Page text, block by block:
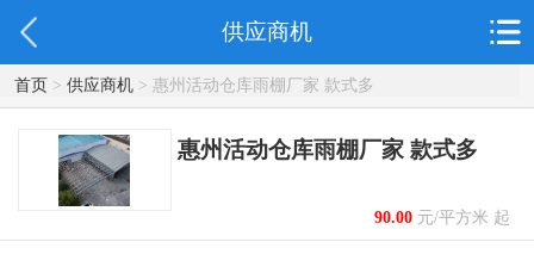
供应商机
首页> 供应商机> 惠州活动仓库雨棚厂家 款式多
惠州活动仓库雨棚厂家 款式多
90.00元/平方米 起